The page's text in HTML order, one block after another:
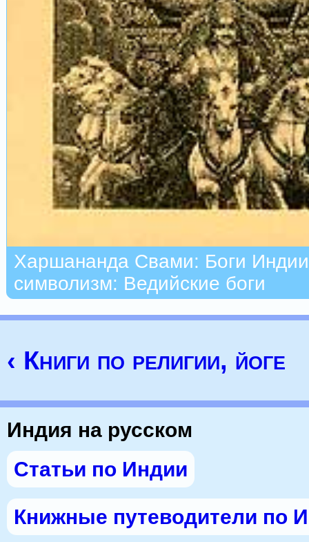
Харшананда Свами: Боги
символизм: Ведийские боги
‹ Книги по религии, йоге
Индия на русском
Статьи по Индии
Книжные путеводители по